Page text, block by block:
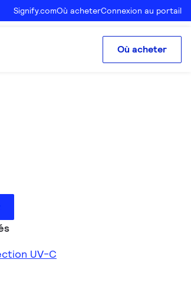
Signify.comOù acheterConnexion au portail
Où acheter
UV-C